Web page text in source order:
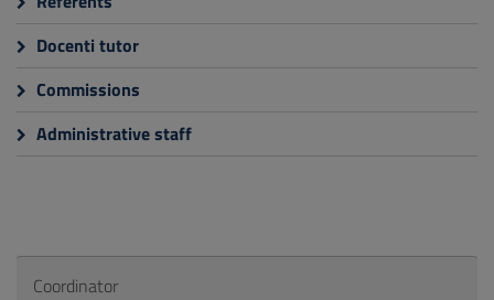
Docenti tutor
Commissions
Administrative staff
Coordinator